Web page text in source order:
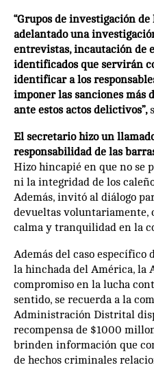
“Grupos de investigación
adelantado una
entrevistas, incautación de
identificados que servirán
identificar a los
imponer las sanciones más
ante estos actos delictivos”,
El secretario hizo un
responsabilidad de las
Hizo hincapié en que no se
ni la integridad de los
Además, invitó al diálogo
devueltas voluntariamente,
calma y tranquilidad en la
Además del caso específico
la hinchada del América, la
compromiso en la lucha
sentido, se recuerda a la
Administración Distrital
recompensa de $1000
brinden información que
de hechos criminales